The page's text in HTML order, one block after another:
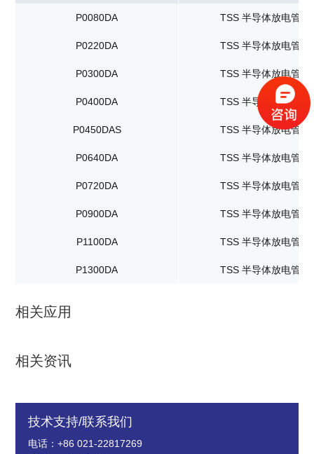
P0080DA TSS 半导体放电管
P0220DA TSS 半导体放电管
P0300DA TSS 半导体放电管
P0400DA TSS 半导体放电管
P0450DAS TSS 半导体放电管
P0640DA TSS 半导体放电管
P0720DA TSS 半导体放电管
P0900DA TSS 半导体放电管
P1100DA TSS 半导体放电管
P1300DA TSS 半导体放电管
相关应用
相关资讯
技术支持/联系我们
电话：+86 021-22817269